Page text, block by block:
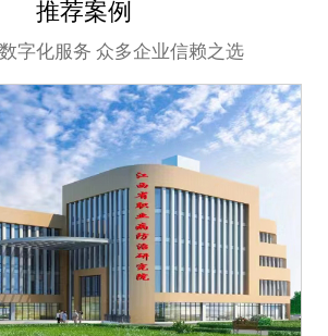
推荐案例
字化服务 众多企业信赖之选